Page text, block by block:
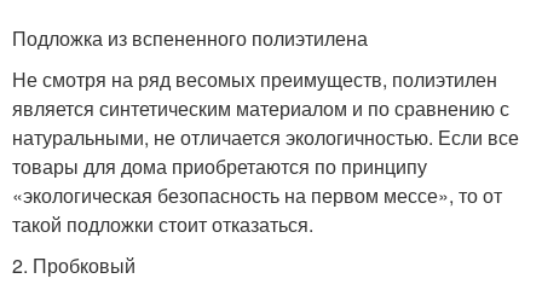
Подложка из вспененного полиэтилена
Не смотря на ряд весомых преимуществ, полиэтилен
является синтетическим материалом и по сравнению с
натуральными, не отличается экологичностью. Если все
товары для дома приобретаются по принципу
«экологическая безопасность на первом мессе», то от
такой подложки стоит отказаться.
2. Пробковый